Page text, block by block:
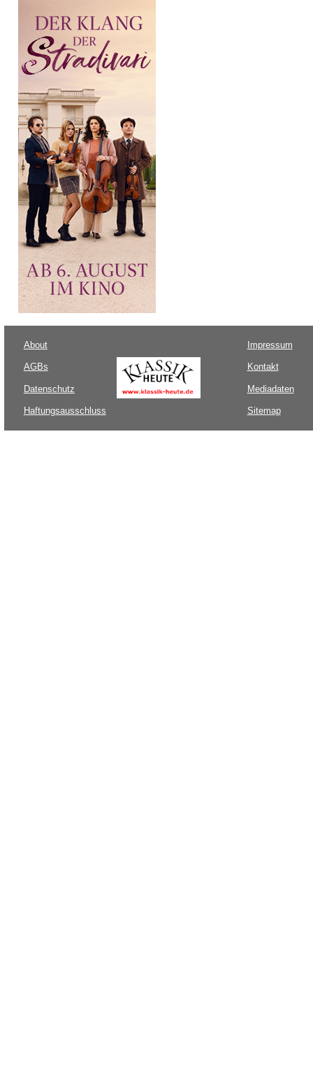
About
AGBs
Datenschutz
Haftungsausschluss
Impressum
Kontakt
Mediadaten
Sitemap